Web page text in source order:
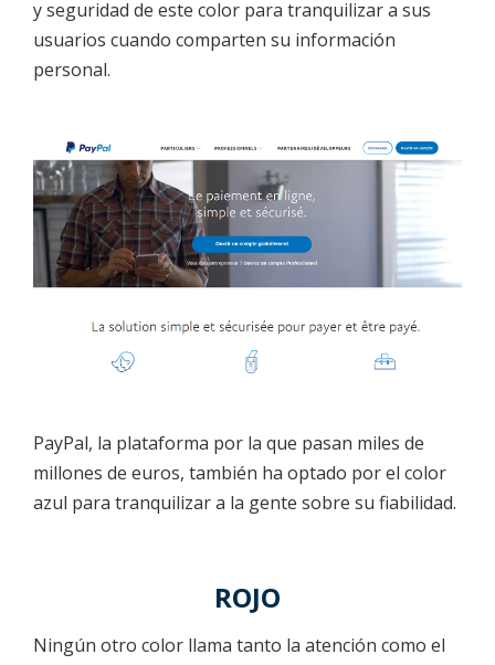
y seguridad de este color para tranquilizar a sus
usuarios cuando comparten su información
personal.
PayPal, la plataforma por la que pasan miles de
millones de euros, también ha optado por el color
azul para tranquilizar a la gente sobre su fiabilidad.
ROJO
Ningún otro color llama tanto la atención como el